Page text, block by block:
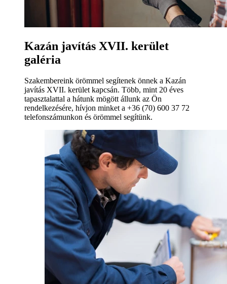
Kazán javítás XVII. kerület
galéria
Szakembereink örömmel segítenek önnek a Kazán
javítás XVII. kerület kapcsán. Több, mint 20 éves
tapasztalattal a hátunk mögött állunk az Ön
rendelkezésére, hívjon minket a +36 (70) 600 37 72
telefonszámunkon és örömmel segítünk.